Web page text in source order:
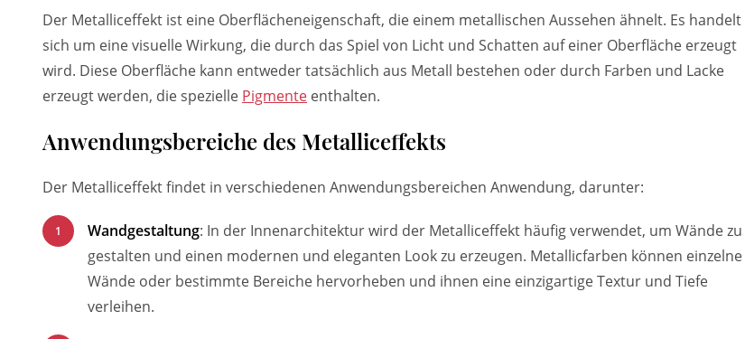
Der Metalliceffekt ist eine Oberflächeneigenschaft, die einem metallischen Aussehen ähnelt. Es handelt
sich um eine visuelle Wirkung, die durch das Spiel von Licht und Schatten auf einer Oberfläche erzeugt
wird. Diese Oberfläche kann entweder tatsächlich aus Metall bestehen oder durch Farben und Lacke
erzeugt werden, die spezielle Pigmente enthalten.
Anwendungsbereiche des Metalliceffekts
Der Metalliceffekt findet in verschiedenen Anwendungsbereichen Anwendung, darunter:
Wandgestaltung: In der Innenarchitektur wird der Metalliceffekt häufig verwendet, um Wände zu
gestalten und einen modernen und eleganten Look zu erzeugen. Metallicfarben können einzelne
Wände oder bestimmte Bereiche hervorheben und ihnen eine einzigartige Textur und Tiefe
verleihen.